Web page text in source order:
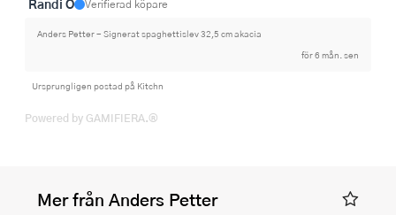
Randi O Verifierad köpare
Anders Petter - Signerat spaghettislev 32,5 cm akacia
för 6 mån. sen
Ursprungligen postad på Kitchn
Powered by GAMIFIERA.®
Mer från Anders Petter